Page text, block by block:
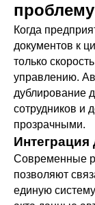
Когда
документов к
только
управлению.
дублирование
сотрудников и
прозрачными.
Современные
позволяют
единую